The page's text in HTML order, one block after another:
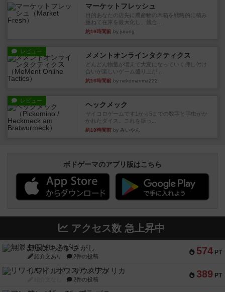
マーケットフレッシュ
目的あなたの店先に農産物の木箱を戦略的に積み
重ねて在庫を最大化し、競合...
約16時間前 by jurong
レビュー メメントオンラインタクティクス
どんどん物量が増えて大変になっていく押し付け
合いが楽しいゲーム盛り上が...
約16時間前 by nekomanma222
レビュー ヘックメック
サイコロゲームです1から5までの数字と芋虫がか
かれたダイス。これを振っ...
約18時間前 by みいやん
ボドゲーマのアプリ版はこちら
アクセス数 急上昇中
574 PT
無限まちがいさがし
紹介文あり 2件の投稿
389 PT
リワイルド：サウスアメリカ
2件の投稿